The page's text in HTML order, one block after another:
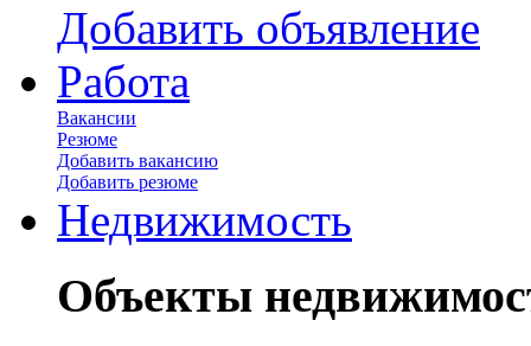
Добавить объявление
Работа
Вакансии
Резюме
Добавить вакансию
Добавить резюме
Недвижимость
Объекты